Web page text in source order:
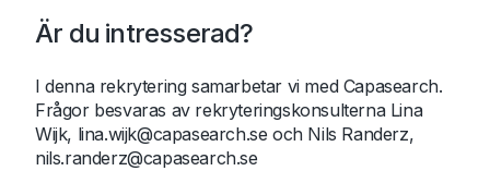
Är du intresserad?
I denna rekrytering samarbetar vi med Capasearch.
Frågor besvaras av rekryteringskonsulterna Lina
Wijk, lina.wijk@capasearch.se och Nils Randerz,
nils.randerz@capasearch.se